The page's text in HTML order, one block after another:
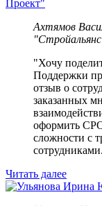
Ахтямов
"Хочу
Поддержки
отзыв о
заказанных
оформить
сложности с
Читать далее